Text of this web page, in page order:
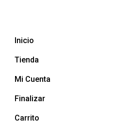
Inicio
Tienda
Mi Cuenta
Finalizar
Carrito